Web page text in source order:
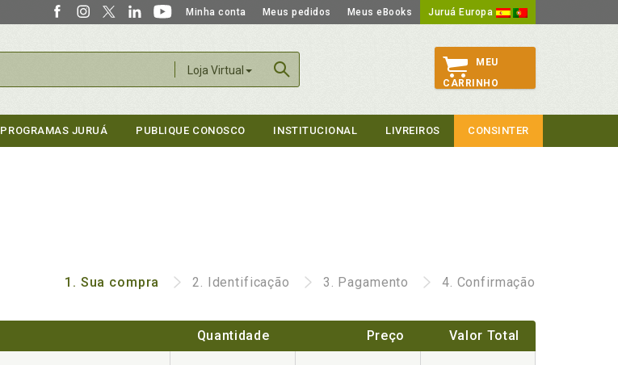
Minha conta Meus pedidos Meus eBooks Juruá Europa
Loja Virtual
MEU
CARRINHO
PROGRAMAS JURUÁ PUBLIQUE CONOSCO INSTITUCIONAL LIVREIROS CONSINTER
1. Sua compra 2. Identificação 3. Pagamento 4. Confirmação
Quantidade Preço Valor Total